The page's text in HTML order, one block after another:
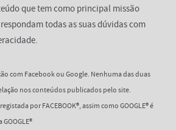
que tem como principal missão
todas as suas dúvidas com
com Facebook ou Google. Nenhuma das duas
nos conteúdos publicados pelo site.
por FACEBOOK®, assim como GOOGLE® é